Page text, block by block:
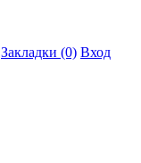
Закладки (0) Вход